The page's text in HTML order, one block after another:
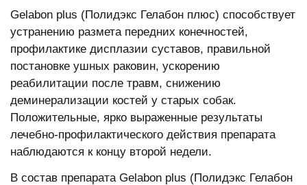
Gelabon plus (Полидэкс Гелабон плюс) способствует
устранению размета передних конечностей,
профилактике дисплазии суставов, правильной
постановке ушных раковин, ускорению
реабилитации после травм, снижению
деминерализации костей у старых собак.
Положительные, ярко выраженные результаты
лечебно-профилактического действия препарата
наблюдаются к концу второй недели.
В состав препарата Gelabon plus (Полидэкс Гелабон